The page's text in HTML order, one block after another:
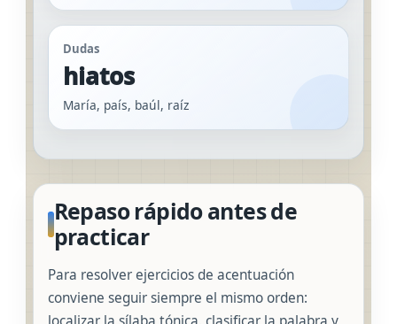
Dudas
hiatos
María, país, baúl, raíz
Repaso rápido antes de
practicar
Para resolver ejercicios de acentuación
conviene seguir siempre el mismo orden: